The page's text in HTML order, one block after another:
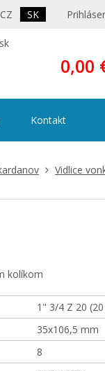
CZ SK
0,00
Kontakt
Vidlice
kolíkom
1" 3/4 Z 20
35x106,5 mm
8